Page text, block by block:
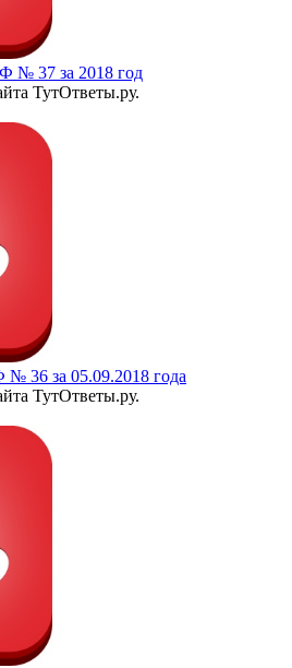
№ 37 за 2018 год
ТутОтветы.ру.
36 за 05.09.2018 года
ТутОтветы.ру.